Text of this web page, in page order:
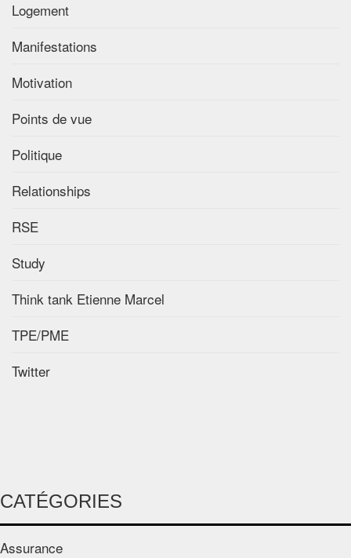
Logement
Manifestations
Motivation
Points de vue
Politique
Relationships
RSE
Study
Think tank Etienne Marcel
TPE/PME
Twitter
CATÉGORIES
Assurance